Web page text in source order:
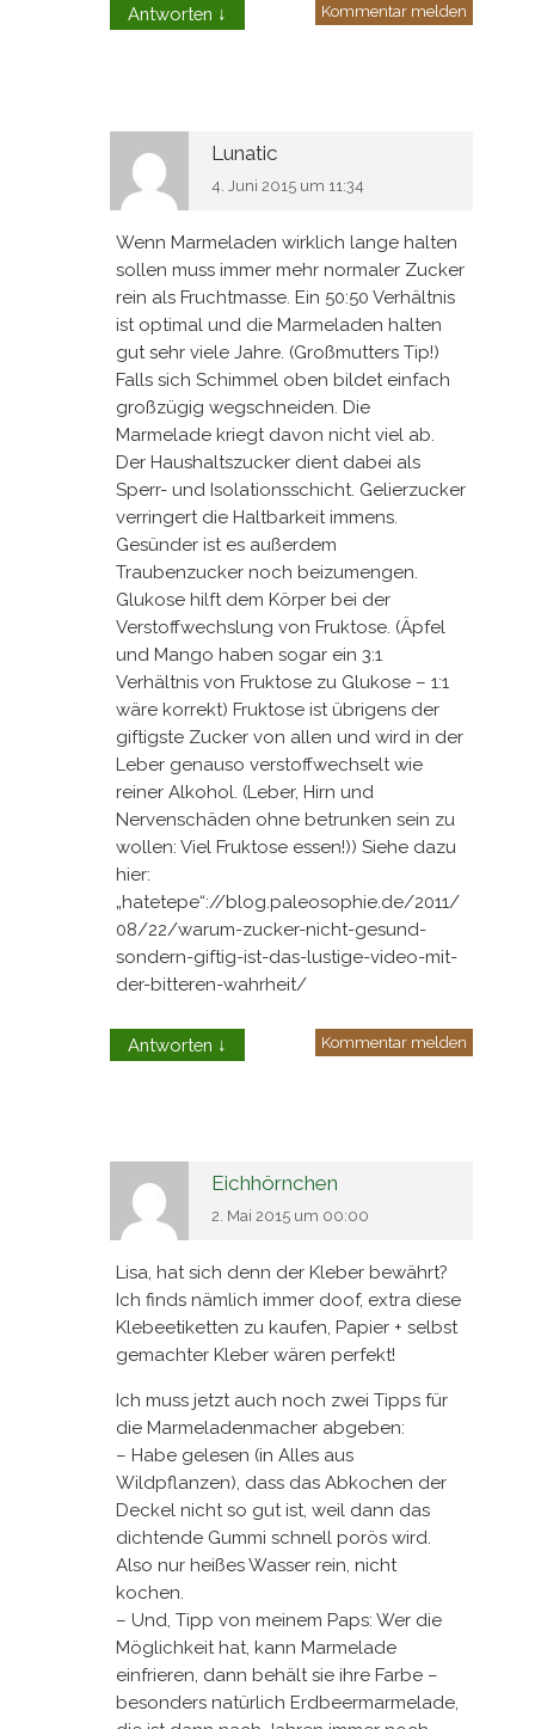
Antworten ↓ Kommentar melden
Lunatic
4. Juni 2015 um 11:34
Wenn Marmeladen wirklich lange halten
sollen muss immer mehr normaler Zucker
rein als Fruchtmasse. Ein 50:50 Verhältnis
ist optimal und die Marmeladen halten
gut sehr viele Jahre. (Großmutters Tip!)
Falls sich Schimmel oben bildet einfach
großzügig wegschneiden. Die
Marmelade kriegt davon nicht viel ab.
Der Haushaltszucker dient dabei als
Sperr- und Isolationsschicht. Gelierzucker
verringert die Haltbarkeit immens.
Gesünder ist es außerdem
Traubenzucker noch beizumengen.
Glukose hilft dem Körper bei der
Verstoffwechslung von Fruktose. (Äpfel
und Mango haben sogar ein 3:1
Verhältnis von Fruktose zu Glukose – 1:1
wäre korrekt) Fruktose ist übrigens der
giftigste Zucker von allen und wird in der
Leber genauso verstoffwechselt wie
reiner Alkohol. (Leber, Hirn und
Nervenschäden ohne betrunken sein zu
wollen: Viel Fruktose essen!)) Siehe dazu
hier:
„hatetepe“://blog.paleosophie.de/2011/
08/22/warum-zucker-nicht-gesund-
sondern-giftig-ist-das-lustige-video-mit-
der-bitteren-wahrheit/
Antworten ↓ Kommentar melden
Eichhörnchen
2. Mai 2015 um 00:00
Lisa, hat sich denn der Kleber bewährt?
Ich finds nämlich immer doof, extra diese
Klebeetiketten zu kaufen, Papier + selbst
gemachter Kleber wären perfekt!
Ich muss jetzt auch noch zwei Tipps für
die Marmeladenmacher abgeben:
– Habe gelesen (in Alles aus
Wildpflanzen), dass das Abkochen der
Deckel nicht so gut ist, weil dann das
dichtende Gummi schnell porös wird.
Also nur heißes Wasser rein, nicht
kochen.
– Und, Tipp von meinem Paps: Wer die
Möglichkeit hat, kann Marmelade
einfrieren, dann behält sie ihre Farbe –
besonders natürlich Erdbeermarmelade,